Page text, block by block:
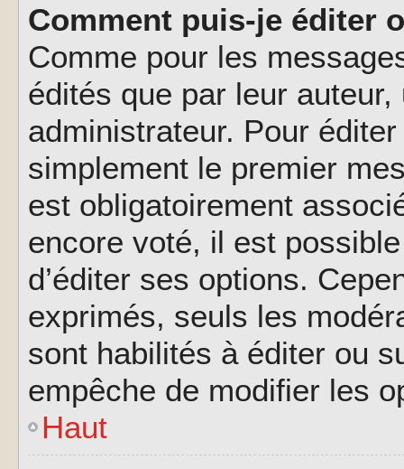
Comment puis-je éditer
Comme pour les
édités que par leur
administrateur. Pour
simplement le premier
est obligatoirement
encore voté, il est
d’éditer ses options.
exprimés, seuls les
sont habilités à éditer ou
empêche de modifier les
Haut